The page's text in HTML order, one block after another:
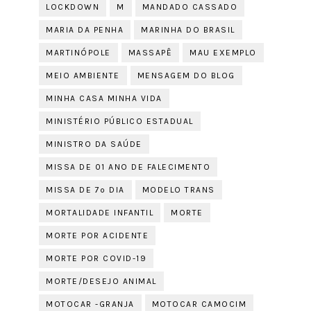
LOCKDOWN M MANDADO CASSADO
MARIA DA PENHA MARINHA DO BRASIL
MARTINÓPOLE MASSAPÊ MAU EXEMPLO
MEIO AMBIENTE MENSAGEM DO BLOG
MINHA CASA MINHA VIDA
MINISTÉRIO PÚBLICO ESTADUAL
MINISTRO DA SAÚDE
MISSA DE 01 ANO DE FALECIMENTO
MISSA DE 7º DIA MODELO TRANS
MORTALIDADE INFANTIL MORTE
MORTE POR ACIDENTE
MORTE POR COVID-19
MORTE/DESEJO ANIMAL
MOTOCAR -GRANJA MOTOCAR CAMOCIM